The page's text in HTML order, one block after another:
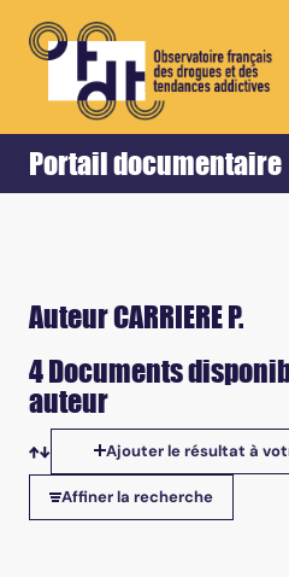
Portail documentaire
Accueil Retour
Auteur CARRIERE P.
4 Documents
auteur
Tris disponibles
Ajouter le résultat à
Affiner la recherche